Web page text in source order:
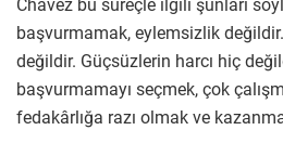
Chavez bu süreçle ilgili şunları
başvurmamak, eylemsizlik
değildir. Güçsüzlerin harcı hiç
başvurmamayı seçmek, çok
fedakârlığa razı olmak ve